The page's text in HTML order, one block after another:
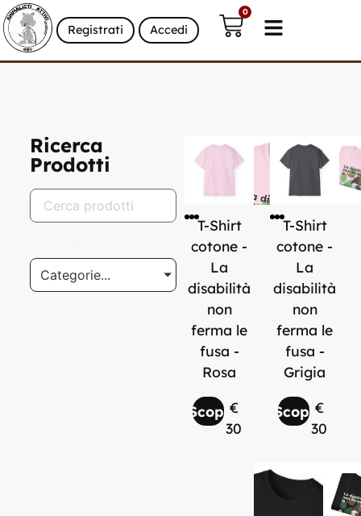
Registrati Accedi
0
Ricerca
Prodotti
Categorie...
T-Shirt
cotone -
La
disabilità
non
ferma le
fusa -
Rosa
Scopri€
30
T-Shirt
cotone -
La
disabilità
non
ferma le
fusa -
Grigia
Scopri€
30